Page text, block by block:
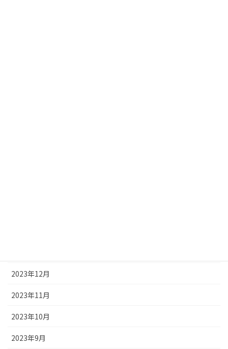
2023年12月
2023年11月
2023年10月
2023年9月